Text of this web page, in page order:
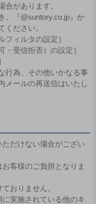
があります。
、『@suntory.co.jp』か
ください。
フィルタの設定］
・受信拒否）の設定］
行為、その他いかなる事
メールの再送信はいたし
だけない場合がござい
客様のご負担となりま
おりません。
実施されている他のキ